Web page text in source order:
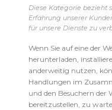
Diese Kategorie bezieht
Erfahrung unserer
für unsere Dienste zu
Wenn Sie auf eine der
herunterladen,
anderweitig nutzen,
Handlungen im
und den Besuchern der
bereitzustellen, zu